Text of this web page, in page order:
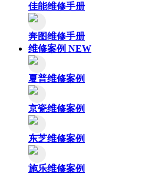
佳能维修手册
奔图维修手册
维修案例 NEW
夏普维修案例
京瓷维修案例
东芝维修案例
施乐维修案例